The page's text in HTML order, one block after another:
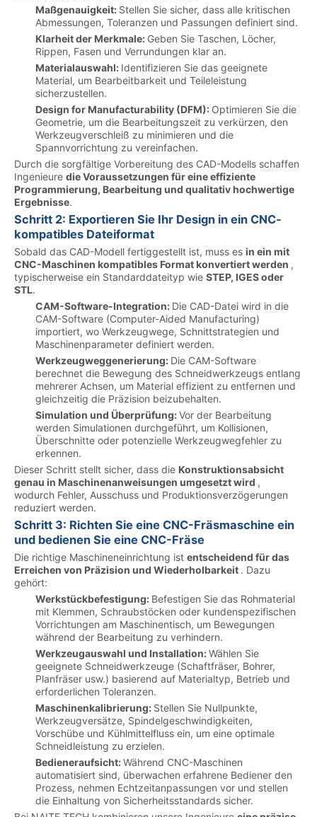
Maßgenauigkeit: Stellen Sie sicher, dass alle kritischen
Abmessungen, Toleranzen und Passungen definiert sind.
Klarheit der Merkmale: Geben Sie Taschen, Löcher,
Rippen, Fasen und Verrundungen klar an.
Materialauswahl: Identifizieren Sie das geeignete
Material, um Bearbeitbarkeit und Teileleistung
sicherzustellen.
Design for Manufacturability (DFM): Optimieren Sie die
Geometrie, um die Bearbeitungszeit zu verkürzen, den
Werkzeugverschleiß zu minimieren und die
Spannvorrichtung zu vereinfachen.
Durch die sorgfältige Vorbereitung des CAD-Modells schaffen
Ingenieure die Voraussetzungen für eine effiziente
Programmierung, Bearbeitung und qualitativ hochwertige
Ergebnisse.
Schritt 2: Exportieren Sie Ihr Design in ein CNC-
kompatibles Dateiformat
Sobald das CAD-Modell fertiggestellt ist, muss es in ein mit
CNC-Maschinen kompatibles Format konvertiert werden ,
typischerweise ein Standarddateityp wie STEP, IGES oder
STL.
CAM-Software-Integration: Die CAD-Datei wird in die
CAM-Software (Computer-Aided Manufacturing)
importiert, wo Werkzeugwege, Schnittstrategien und
Maschinenparameter definiert werden.
Werkzeugweggenerierung: Die CAM-Software
berechnet die Bewegung des Schneidwerkzeugs entlang
mehrerer Achsen, um Material effizient zu entfernen und
gleichzeitig die Präzision beizubehalten.
Simulation und Überprüfung:Vor der Bearbeitung
werden Simulationen durchgeführt, um Kollisionen,
Überschnitte oder potenzielle Werkzeugwegfehler zu
erkennen.
Dieser Schritt stellt sicher, dass die Konstruktionsabsicht
genau in Maschinenanweisungen umgesetzt wird ,
wodurch Fehler, Ausschuss und Produktionsverzögerungen
reduziert werden.
Schritt 3: Richten Sie eine CNC-Fräsmaschine ein
und bedienen Sie eine CNC-Fräse
Die richtige Maschineneinrichtung ist entscheidend für das
Erreichen von Präzision und Wiederholbarkeit . Dazu
gehört:
Werkstückbefestigung: Befestigen Sie das Rohmaterial
mit Klemmen, Schraubstöcken oder kundenspezifischen
Vorrichtungen am Maschinentisch, um Bewegungen
während der Bearbeitung zu verhindern.
Werkzeugauswahl und Installation:Wählen Sie
geeignete Schneidwerkzeuge (Schaftfräser, Bohrer,
Planfräser usw.) basierend auf Materialtyp, Betrieb und
erforderlichen Toleranzen.
Maschinenkalibrierung: Stellen Sie Nullpunkte,
Werkzeugversätze, Spindelgeschwindigkeiten,
Vorschübe und Kühlmittelfluss ein, um eine optimale
Schneidleistung zu erzielen.
Bedieneraufsicht:Während CNC-Maschinen
automatisiert sind, überwachen erfahrene Bediener den
Prozess, nehmen Echtzeitanpassungen vor und stellen
die Einhaltung von Sicherheitsstandards sicher.